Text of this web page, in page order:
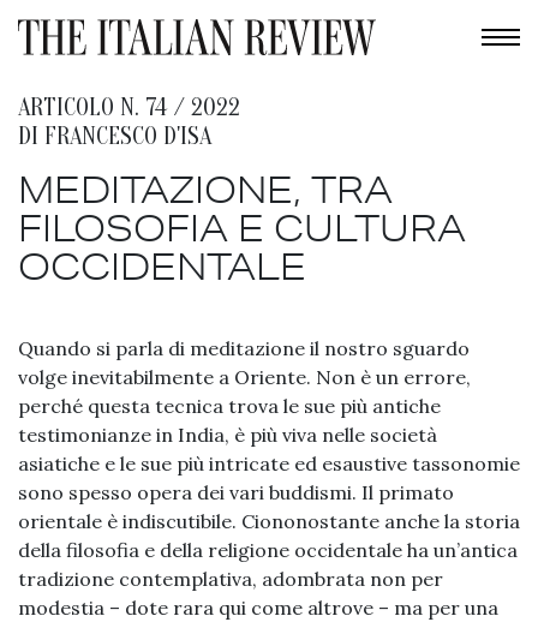
ARTICOLO N. 74 / 2022
DI FRANCESCO D'ISA
MEDITAZIONE, TRA
FILOSOFIA E CULTURA
OCCIDENTALE
Quando si parla di meditazione il nostro sguardo
volge inevitabilmente a Oriente. Non è un errore,
perché questa tecnica trova le sue più antiche
testimonianze in India, è più viva nelle società
asiatiche e le sue più intricate ed esaustive tassonomie
sono spesso opera dei vari buddismi. Il primato
orientale è indiscutibile. Ciononostante anche la storia
della filosofia e della religione occidentale ha un’antica
tradizione contemplativa, adombrata non per
modestia – dote rara qui come altrove – ma per una